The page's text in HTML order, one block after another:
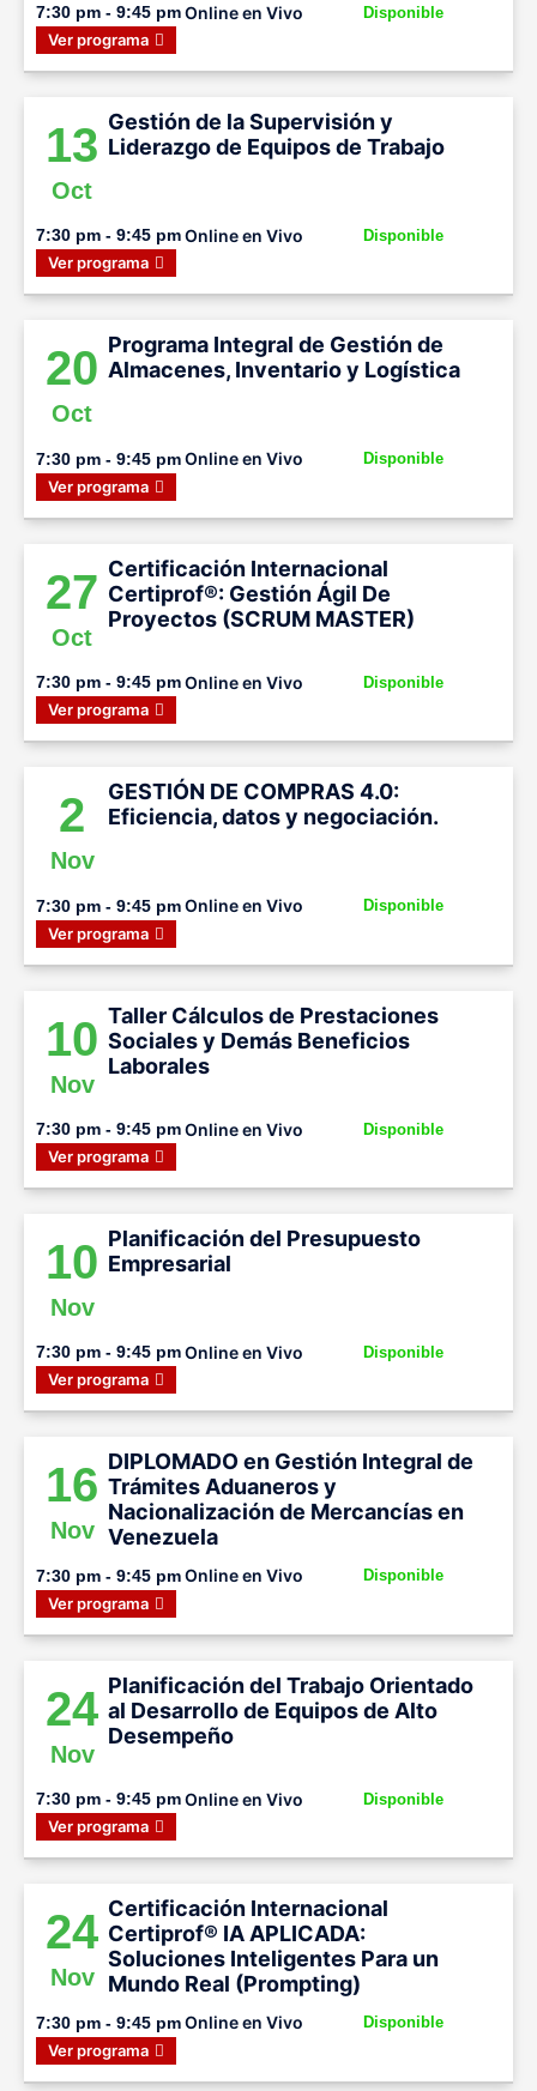
7:30 pm - 9:45 pmOnline en Vivo Disponible
Ver programa
13
Oct
Gestión de la Supervisión y
Liderazgo de Equipos de Trabajo
7:30 pm - 9:45 pmOnline en Vivo Disponible
Ver programa
20
Oct
Programa Integral de Gestión de
Almacenes, Inventario y Logística
7:30 pm - 9:45 pmOnline en Vivo Disponible
Ver programa
27
Oct
Certificación Internacional
Certiprof®: Gestión Ágil De
Proyectos (SCRUM MASTER)
7:30 pm - 9:45 pmOnline en Vivo Disponible
Ver programa
2
Nov
GESTIÓN DE COMPRAS 4.0:
Eficiencia, datos y negociación.
7:30 pm - 9:45 pmOnline en Vivo Disponible
Ver programa
10
Nov
Taller Cálculos de Prestaciones
Sociales y Demás Beneficios
Laborales
7:30 pm - 9:45 pmOnline en Vivo Disponible
Ver programa
10
Nov
Planificación del Presupuesto
Empresarial
7:30 pm - 9:45 pmOnline en Vivo Disponible
Ver programa
16
Nov
DIPLOMADO en Gestión Integral de
Trámites Aduaneros y
Nacionalización de Mercancías en
Venezuela
7:30 pm - 9:45 pmOnline en Vivo Disponible
Ver programa
24
Nov
Planificación del Trabajo Orientado
al Desarrollo de Equipos de Alto
Desempeño
7:30 pm - 9:45 pmOnline en Vivo Disponible
Ver programa
24
Nov
Certificación Internacional
Certiprof® IA APLICADA:
Soluciones Inteligentes Para un
Mundo Real (Prompting)
7:30 pm - 9:45 pmOnline en Vivo Disponible
Ver programa